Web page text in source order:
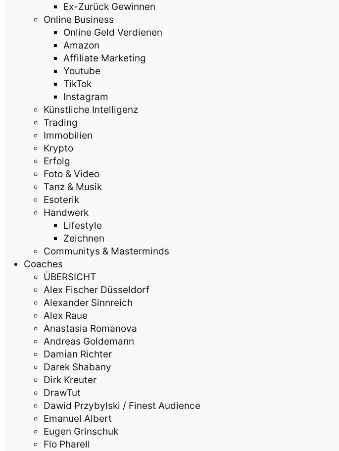
Ex-Zurück Gewinnen
Online Business
Online Geld Verdienen
Amazon
Affiliate Marketing
Youtube
TikTok
Instagram
Künstliche Intelligenz
Trading
Immobilien
Krypto
Erfolg
Foto & Video
Tanz & Musik
Esoterik
Handwerk
Lifestyle
Zeichnen
Communitys & Masterminds
Coaches
ÜBERSICHT
Alex Fischer Düsseldorf
Alexander Sinnreich
Alex Raue
Anastasia Romanova
Andreas Goldemann
Damian Richter
Darek Shabany
Dirk Kreuter
DrawTut
Dawid Przybylski / Finest Audience
Emanuel Albert
Eugen Grinschuk
Flo Pharell